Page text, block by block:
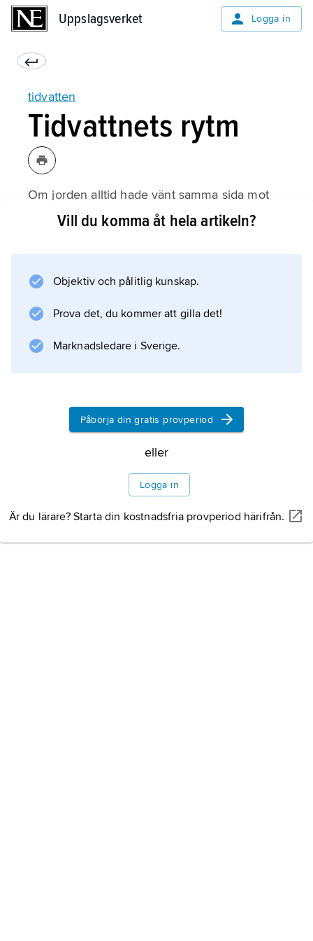
Uppslagsverket Logga in
tidvatten
Tidvattnets rytm
Om jorden alltid hade vänt samma sida mot
månen så hade jorden antagit en jämviktsform
ett band runt jorden, halvvägs mellan dessa
punkter. Jordens rotation kring den egna
Vill du komma åt hela artikeln?
Objektiv och pålitlig kunskap.
Prova det, du kommer att gilla det!
Marknadsledare i Sverige.
Påbörja din gratis provperiod
eller
Logga in
Är du lärare? Starta din kostnadsfria provperiod härifrån.